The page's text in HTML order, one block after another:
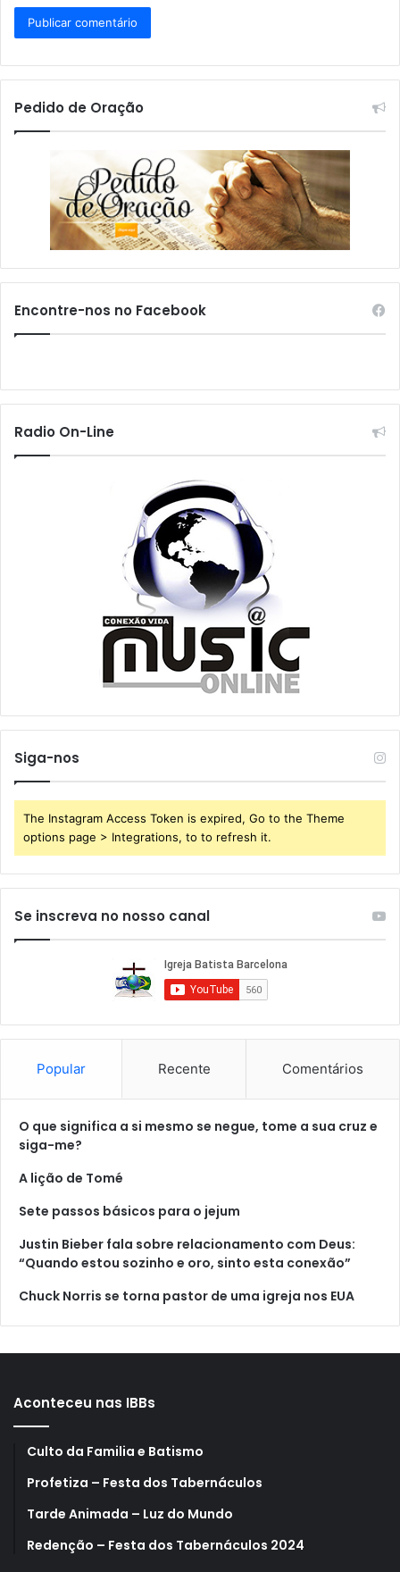
Pedido de Oração
Encontre-nos no Facebook
Radio On-Line
Siga-nos
The Instagram Access Token is expired, Go to the Theme
options page > Integrations, to to refresh it.
Se inscreva no nosso canal
Popular Recente Comentários
O que significa a si mesmo se negue, tome a sua cruz e
siga-me?
A lição de Tomé
Sete passos básicos para o jejum
Justin Bieber fala sobre relacionamento com Deus:
“Quando estou sozinho e oro, sinto esta conexão”
Chuck Norris se torna pastor de uma igreja nos EUA
Aconteceu nas IBBs
Culto da Familia e Batismo
Profetiza – Festa dos Tabernáculos
Tarde Animada – Luz do Mundo
Redenção – Festa dos Tabernáculos 2024